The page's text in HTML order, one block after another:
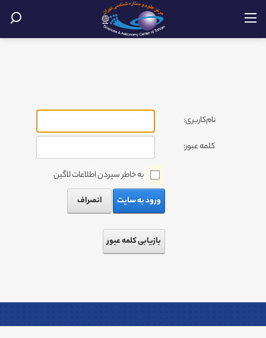
نام‌کاربری:
کلمه عبور:
به خاطر سپردن اطلاعات لاگین
ورود به سایت
انصراف
بازیابی کلمه عبور